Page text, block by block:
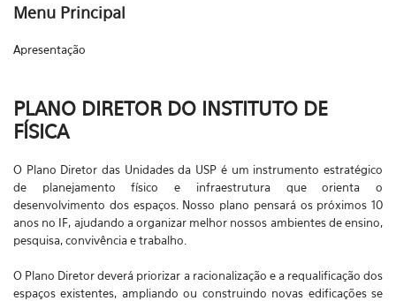
Menu Principal
Apresentação
PLANO DIRETOR DO INSTITUTO DE
FÍSICA
O Plano Diretor das Unidades da USP é um instrumento estratégico
de planejamento físico e infraestrutura que orienta o
desenvolvimento dos espaços. Nosso plano pensará os próximos 10
anos no IF, ajudando a organizar melhor nossos ambientes de ensino,
pesquisa, convivência e trabalho.
O Plano Diretor deverá priorizar a racionalização e a requalificação dos
espaços existentes, ampliando ou construindo novas edificações se